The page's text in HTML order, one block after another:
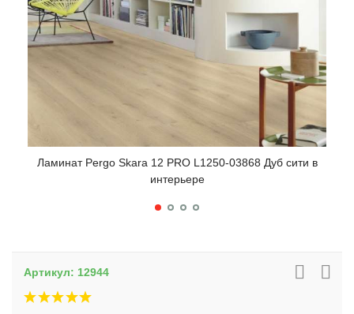
Ламинат Pergo Skara 12 PRO L1250-03868 Дуб сити в
интерьере
Артикул: 12944